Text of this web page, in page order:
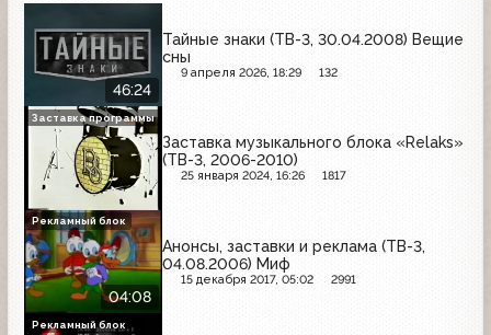
46:24
Тайные знаки (ТВ-3, 30.04.2008) Вещие
сны
9 апреля 2026, 18:29 132
Заставка музыкального блока «Relaks»
(ТВ-3, 2006-2010)
25 января 2024, 16:26 1817
Заставка программы
04:08
Анонсы, заставки и реклама (ТВ-3,
04.08.2006) Миф
15 декабря 2017, 05:02 2991
Рекламный блок
Рекламный блок